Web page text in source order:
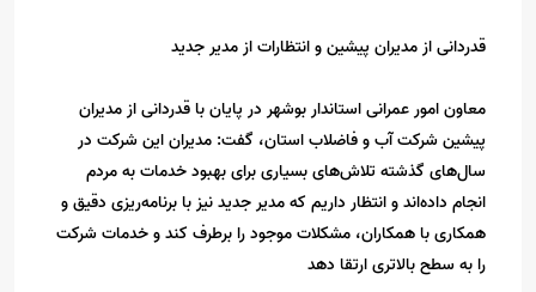
قدردانی از مدیران پیشین و انتظارات از مدیر جدید
معاون امور عمرانی استاندار بوشهر در پایان با قدردانی از مدیران
پیشین شرکت آب و فاضلاب استان، گفت: مدیران این شرکت در
سال‌های گذشته تلاش‌های بسیاری برای بهبود خدمات به مردم
انجام داده‌اند و انتظار داریم که مدیر جدید نیز با برنامه‌ریزی دقیق و
همکاری با همکاران، مشکلات موجود را برطرف کند و خدمات شرکت
را به سطح بالاتری ارتقا دهد